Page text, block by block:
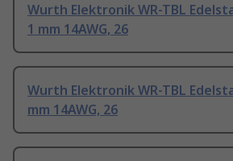
Wurth Elektronik WR-TBL
1 mm 14AWG, 26
Wurth Elektronik WR-TBL
mm 14AWG, 26